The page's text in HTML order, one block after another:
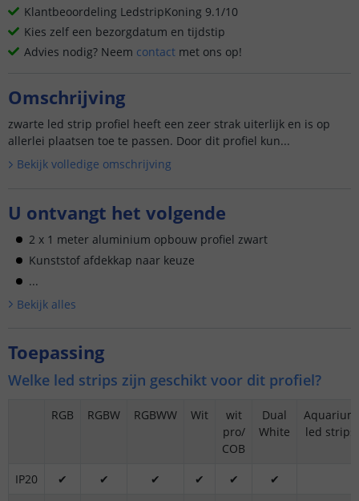
Klantbeoordeling LedstripKoning 9.1/10
Kies zelf een bezorgdatum en tijdstip
Advies nodig? Neem contact met ons op!
Omschrijving
zwarte led strip profiel heeft een zeer strak uiterlijk en is op
allerlei plaatsen toe te passen. Door dit profiel kun...
Bekijk volledige omschrijving
U ontvangt het volgende
2 x 1 meter aluminium opbouw profiel zwart
Kunststof afdekkap naar keuze
...
Bekijk alles
Toepassing
Welke led strips zijn geschikt voor dit profiel?
RGB RGBW RGBWW Wit
wit
pro/
COB
Dual
White
Aquarium
led strips
IP20 ✔ ✔ ✔ ✔ ✔
✔